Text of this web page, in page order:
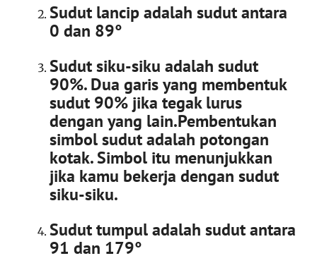
Sudut lancip adalah sudut antara
0 dan 89°
Sudut siku-siku adalah sudut
90%. Dua garis yang membentuk
sudut 90% jika tegak lurus
dengan yang lain.Pembentukan
simbol sudut adalah potongan
kotak. Simbol itu menunjukkan
jika kamu bekerja dengan sudut
siku-siku.
Sudut tumpul adalah sudut antara
91 dan 179°